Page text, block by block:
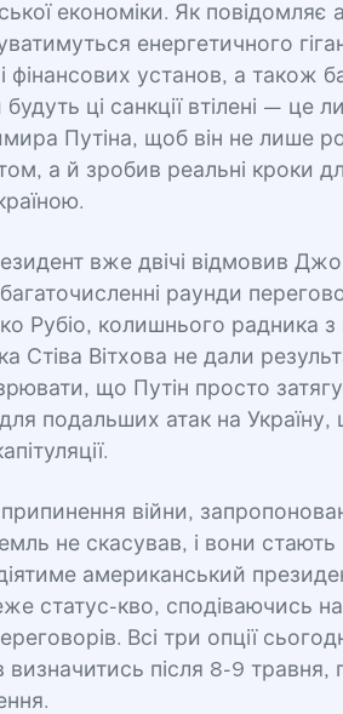
економіки. Як повідомляє
енергетичного
фінансових установ, а також
ці санкції втілені — це
Путіна, щоб він не лише
а й зробив реальні кроки
вже двічі відмовив
раунди
Рубіо, колишнього радника з
Стіва Вітхова не дали
що Путін просто
подальших атак на Україну,
війни,
не скасував, і вони
американський
статус-кво, сподіваючись
Всі три опції
після 8-9 травня,